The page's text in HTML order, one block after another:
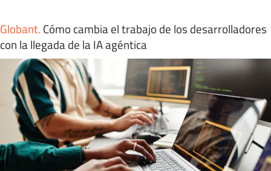
Globant. Cómo cambia el trabajo de los desarrolladores
con la llegada de la IA agéntica